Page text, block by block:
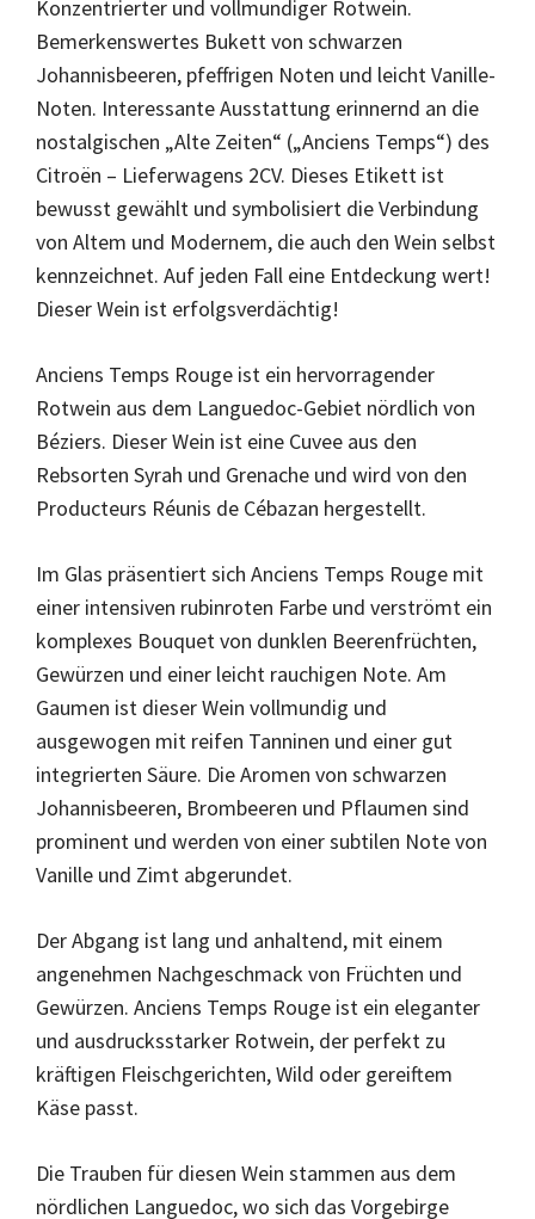
Konzentrierter und vollmundiger Rotwein.
Bemerkenswertes Bukett von schwarzen
Johannisbeeren, pfeffrigen Noten und leicht Vanille-
Noten. Interessante Ausstattung erinnernd an die
nostalgischen „Alte Zeiten“ („Anciens Temps“) des
Citroën – Lieferwagens 2CV. Dieses Etikett ist
bewusst gewählt und symbolisiert die Verbindung
von Altem und Modernem, die auch den Wein selbst
kennzeichnet. Auf jeden Fall eine Entdeckung wert!
Dieser Wein ist erfolgsverdächtig!
Anciens Temps Rouge ist ein hervorragender
Rotwein aus dem Languedoc-Gebiet nördlich von
Béziers. Dieser Wein ist eine Cuvee aus den
Rebsorten Syrah und Grenache und wird von den
Producteurs Réunis de Cébazan hergestellt.
Im Glas präsentiert sich Anciens Temps Rouge mit
einer intensiven rubinroten Farbe und verströmt ein
komplexes Bouquet von dunklen Beerenfrüchten,
Gewürzen und einer leicht rauchigen Note. Am
Gaumen ist dieser Wein vollmundig und
ausgewogen mit reifen Tanninen und einer gut
integrierten Säure. Die Aromen von schwarzen
Johannisbeeren, Brombeeren und Pflaumen sind
prominent und werden von einer subtilen Note von
Vanille und Zimt abgerundet.
Der Abgang ist lang und anhaltend, mit einem
angenehmen Nachgeschmack von Früchten und
Gewürzen. Anciens Temps Rouge ist ein eleganter
und ausdrucksstarker Rotwein, der perfekt zu
kräftigen Fleischgerichten, Wild oder gereiftem
Käse passt.
Die Trauben für diesen Wein stammen aus dem
nördlichen Languedoc, wo sich das Vorgebirge